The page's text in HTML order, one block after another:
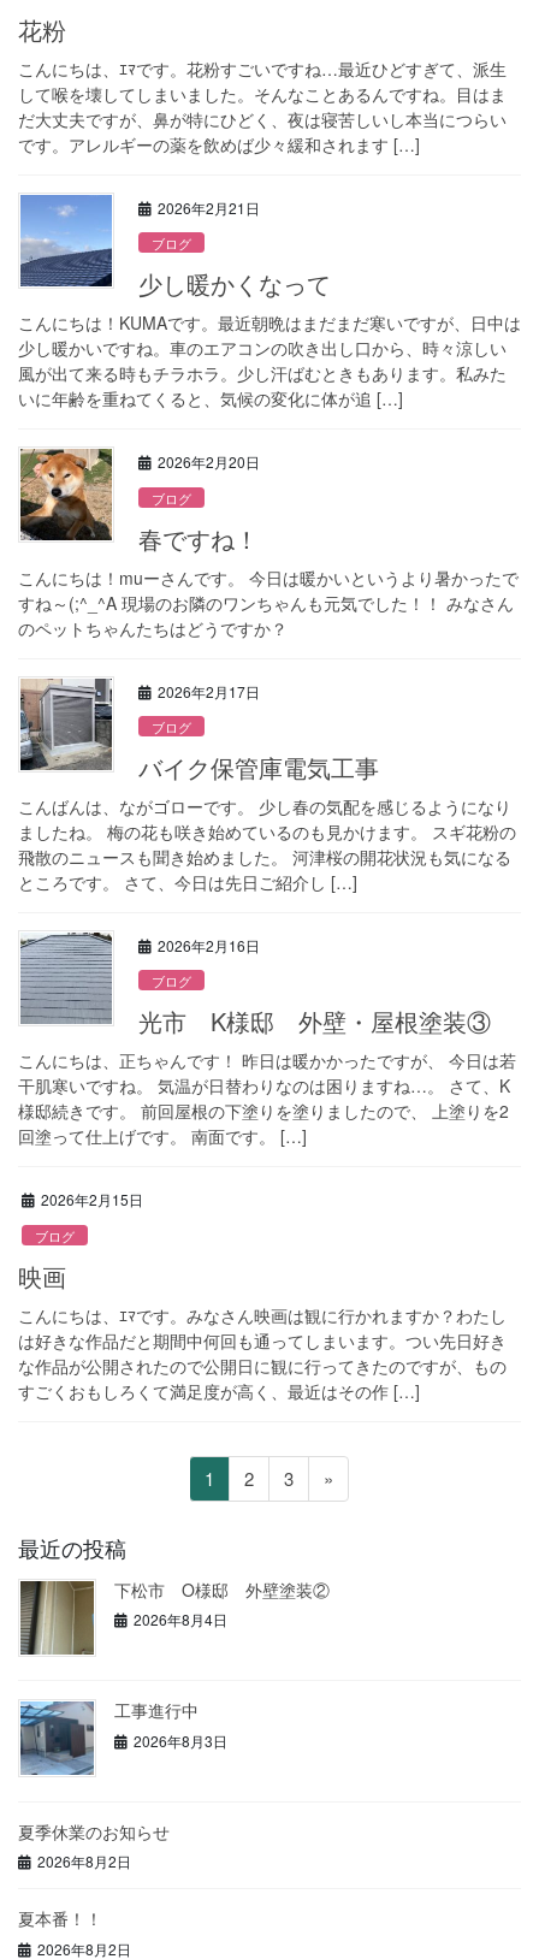
花粉
こんにちは、ｴﾏです。花粉すごいですね…最近ひどすぎて、派生
して喉を壊してしまいました。そんなことあるんですね。目はま
だ大丈夫ですが、鼻が特にひどく、夜は寝苦しいし本当につらい
です。アレルギーの薬を飲めば少々緩和されます […]
2026年2月21日
ブログ
少し暖かくなって
こんにちは！KUMAです。最近朝晩はまだまだ寒いですが、日中は
少し暖かいですね。車のエアコンの吹き出し口から、時々涼しい
風が出て来る時もチラホラ。少し汗ばむときもあります。私みた
いに年齢を重ねてくると、気候の変化に体が追 […]
2026年2月20日
ブログ
春ですね！
こんにちは！muーさんです。 今日は暖かいというより暑かったで
すね～(;^_^A 現場のお隣のワンちゃんも元気でした！！ みなさん
のペットちゃんたちはどうですか？
2026年2月17日
ブログ
バイク保管庫電気工事
こんばんは、ながゴローです。 少し春の気配を感じるようになり
ましたね。 梅の花も咲き始めているのも見かけます。 スギ花粉の
飛散のニュースも聞き始めました。 河津桜の開花状況も気になる
ところです。 さて、今日は先日ご紹介し […]
2026年2月16日
ブログ
光市 K様邸 外壁・屋根塗装③
こんにちは、正ちゃんです！ 昨日は暖かかったですが、 今日は若
干肌寒いですね。 気温が日替わりなのは困りますね…。 さて、K
様邸続きです。 前回屋根の下塗りを塗りましたので、 上塗りを2
回塗って仕上げです。 南面です。 […]
2026年2月15日
ブログ
映画
こんにちは、ｴﾏです。みなさん映画は観に行かれますか？わたし
は好きな作品だと期間中何回も通ってしまいます。つい先日好き
な作品が公開されたので公開日に観に行ってきたのですが、もの
すごくおもしろくて満足度が高く、最近はその作 […]
の
ペ
ー
ジ
り
ペ
ー
1
ペ
ー
2
ペ
ー
3 »
最近の投稿
下松市 O様邸 外壁塗装②
2026年8月4日
工事進行中
2026年8月3日
夏季休業のお知らせ
2026年8月2日
夏本番！！
2026年8月2日